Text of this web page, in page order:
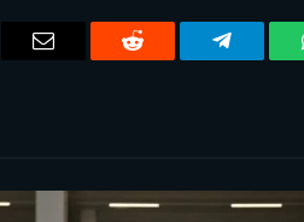
Email Reddit Telegram